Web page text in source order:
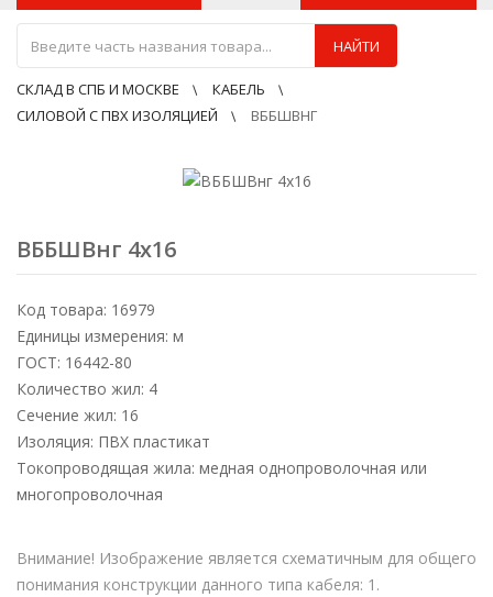
НАЙТИ
СКЛАД В СПБ И МОСКВЕ
КАБЕЛЬ
СИЛОВОЙ С ПВХ ИЗОЛЯЦИЕЙ
ВББШВНГ
ВББШВнг 4х16
Код товара: 16979
Единицы измерения: м
ГОСТ: 16442-80
Количество жил: 4
Сечение жил: 16
Изоляция: ПВХ пластикат
Токопроводящая жила: медная однопроволочная или
многопроволочная
Внимание! Изображение является схематичным для общего
понимания конструкции данного типа кабеля: 1.